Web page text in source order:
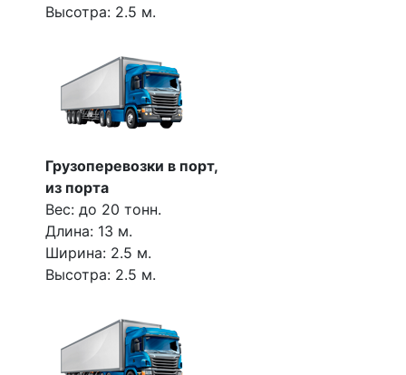
Высотра: 2.5 м.
Грузоперевозки в порт,
из порта
Вес: до 20 тонн.
Длина: 13 м.
Ширина: 2.5 м.
Высотра: 2.5 м.